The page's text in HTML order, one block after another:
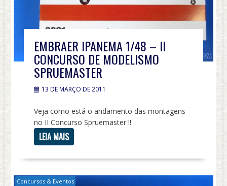
EMBRAER IPANEMA 1/48 – II
CONCURSO DE MODELISMO
SPRUEMASTER
13 DE MARÇO DE 2011
Veja como está o andamento das montagens
no II Concurso Spruemaster !!
LEIA MAIS
Concursos & Eventos